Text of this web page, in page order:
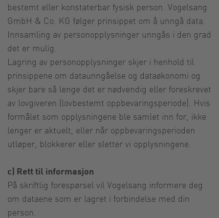
bestemt eller konstaterbar fysisk person. Vogelsang
GmbH & Co. KG følger prinsippet om å unngå data.
Innsamling av personopplysninger unngås i den grad
det er mulig.
Lagring av personopplysninger skjer i henhold til
prinsippene om dataunngåelse og dataøkonomi og
skjer bare så lenge det er nødvendig eller foreskrevet
av lovgiveren (lovbestemt oppbevaringsperiode). Hvis
formålet som opplysningene ble samlet inn for, ikke
lenger er aktuelt, eller når oppbevaringsperioden
utløper, blokkerer eller sletter vi opplysningene.
c) Rett til informasjon
På skriftlig forespørsel vil Vogelsang informere deg
om dataene som er lagret i forbindelse med din
person.